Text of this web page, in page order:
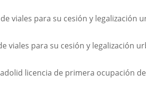
viales para su cesión y
viales para su cesión y legalización
licencia de primera ocupación